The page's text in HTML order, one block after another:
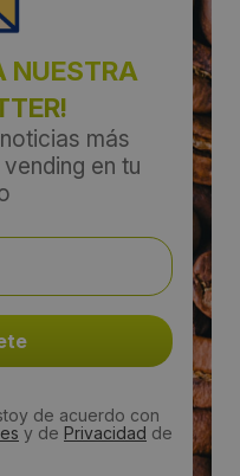
NUESTRA
más
en tu
de acuerdo con
y de Privacidad de